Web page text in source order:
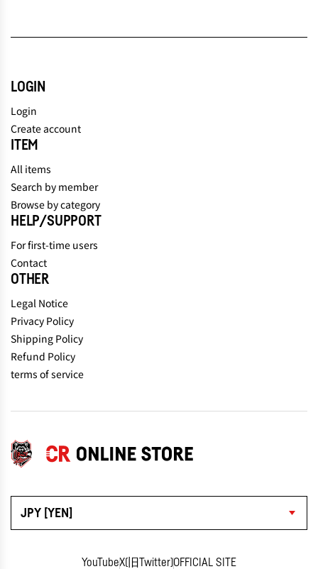
JPY [YEN]
YouTubeX(旧Twitter)OFFICIAL SITE
LOGIN
Login
Create account
ITEM
All items
Search by member
Browse by category
HELP/SUPPORT
For first-time users
Contact
OTHER
Legal Notice
Privacy Policy
Shipping Policy
Refund Policy
terms of service